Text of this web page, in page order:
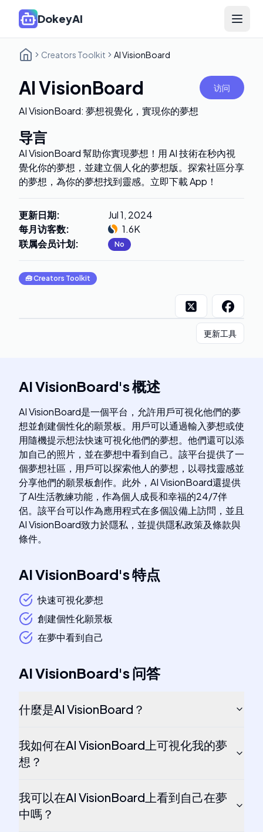
DokeyAI Open
Creators Toolkit AI VisionBoard
AI VisionBoard 访问
AI VisionBoard: 夢想視覺化，實現你的夢想
导言
AI VisionBoard 幫助你實現夢想！用 AI 技術在秒內視
覺化你的夢想，並建立個人化的夢想版。探索社區分享
的夢想，為你的夢想找到靈感。立即下載 App！
更新日期:
Jul 1, 2024
每月访客数:
1.6K
联属会员计划: No
🧰Creators Toolkit
更新工具
AI VisionBoard's概述
AI VisionBoard是一個平台，允許用戶可視化他們的夢
想並創建個性化的願景板。用戶可以通過輸入夢想或使
用隨機提示想法快速可視化他們的夢想。他們還可以添
加自己的照片，並在夢想中看到自己。該平台提供了一
個夢想社區，用戶可以探索他人的夢想，以尋找靈感並
分享他們的願景板創作。此外，AI VisionBoard還提供
了AI生活教練功能，作為個人成長和幸福的24/7伴
侶。該平台可以作為應用程式在多個設備上訪問，並且
AI VisionBoard致力於隱私，並提供隱私政策及條款與
條件。
AI VisionBoard's特点
快速可視化夢想
創建個性化願景板
在夢中看到自己
AI VisionBoard's问答
什麼是AI VisionBoard？
我如何在AI VisionBoard上可視化我的夢
想？
我可以在AI VisionBoard上看到自己在夢
中嗎？